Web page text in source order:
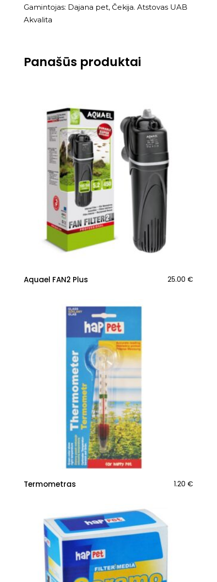
Gamintojas: Dajana pet, Čekija. Atstovas UAB
Akvalita
Panašūs produktai
Aquael FAN2 Plus 25.00 €
Termometras 1.20 €